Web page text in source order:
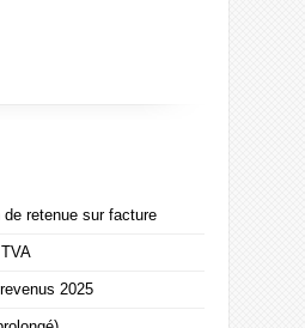
de retenue sur facture
2025